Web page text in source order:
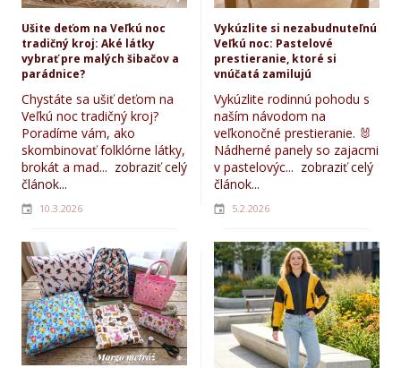
Ušite deťom na Veľkú noc
tradičný kroj: Aké látky
vybrať pre malých šibačov a
parádnice?
Chystáte sa ušiť deťom na
Veľkú noc tradičný kroj?
Poradíme vám, ako
skombinovať folklórne látky,
brokát a mad... zobraziť celý
článok...
10.3.2026
Vykúzlite si nezabudnuteľnú
Veľkú noc: Pastelové
prestieranie, ktoré si
vnúčatá zamilujú
Vykúzlite rodinnú pohodu s
naším návodom na
veľkonočné prestieranie. 🐰
Nádherné panely so zajacmi
v pastelovýc... zobraziť celý
článok...
5.2.2026